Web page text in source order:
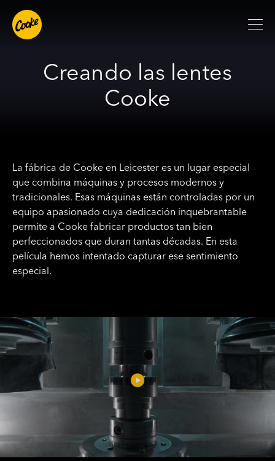
Creando las lentes
Cooke
La fábrica de Cooke en Leicester es un lugar especial
que combina máquinas y procesos modernos y
tradicionales. Esas máquinas están controladas por un
equipo apasionado cuya dedicación inquebrantable
permite a Cooke fabricar productos tan bien
perfeccionados que duran tantas décadas. En esta
película hemos intentado capturar ese sentimiento
especial.